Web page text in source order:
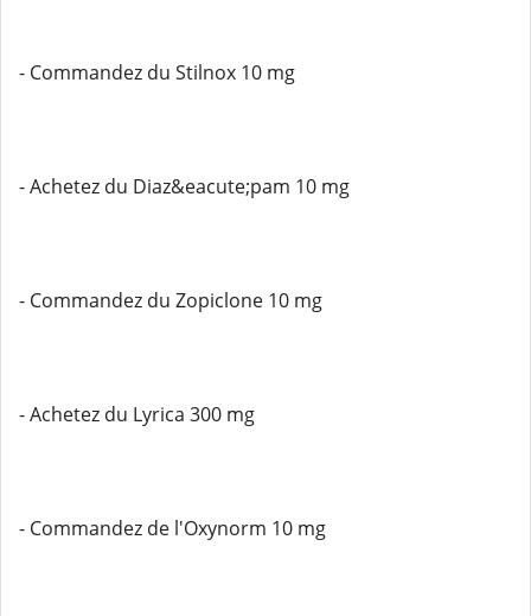
- Commandez du Stilnox 10 mg
- Achetez du Diaz&eacute;pam 10 mg
- Commandez du Zopiclone 10 mg
- Achetez du Lyrica 300 mg
- Commandez de l'Oxynorm 10 mg